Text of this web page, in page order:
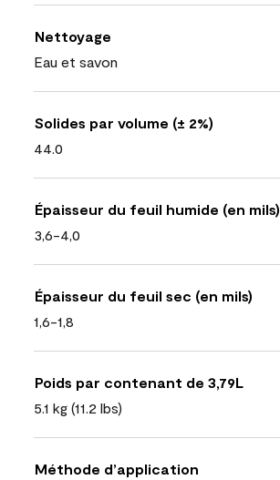
Nettoyage
Eau et savon
Solides par volume (± 2%)
44.0
Épaisseur du feuil humide (en mils)
3,6-4,0
Épaisseur du feuil sec (en mils)
1,6-1,8
Poids par contenant de 3,79L
5.1 kg (11.2 lbs)
Méthode d’application